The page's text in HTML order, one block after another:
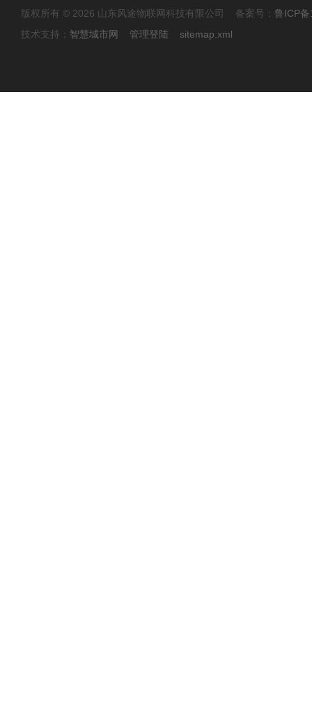
版权所有 © 2026 山东风途物联网科技有限公司 备案号： 鲁ICP
技术支持： 智慧城市网 管理登陆 sitemap.xml